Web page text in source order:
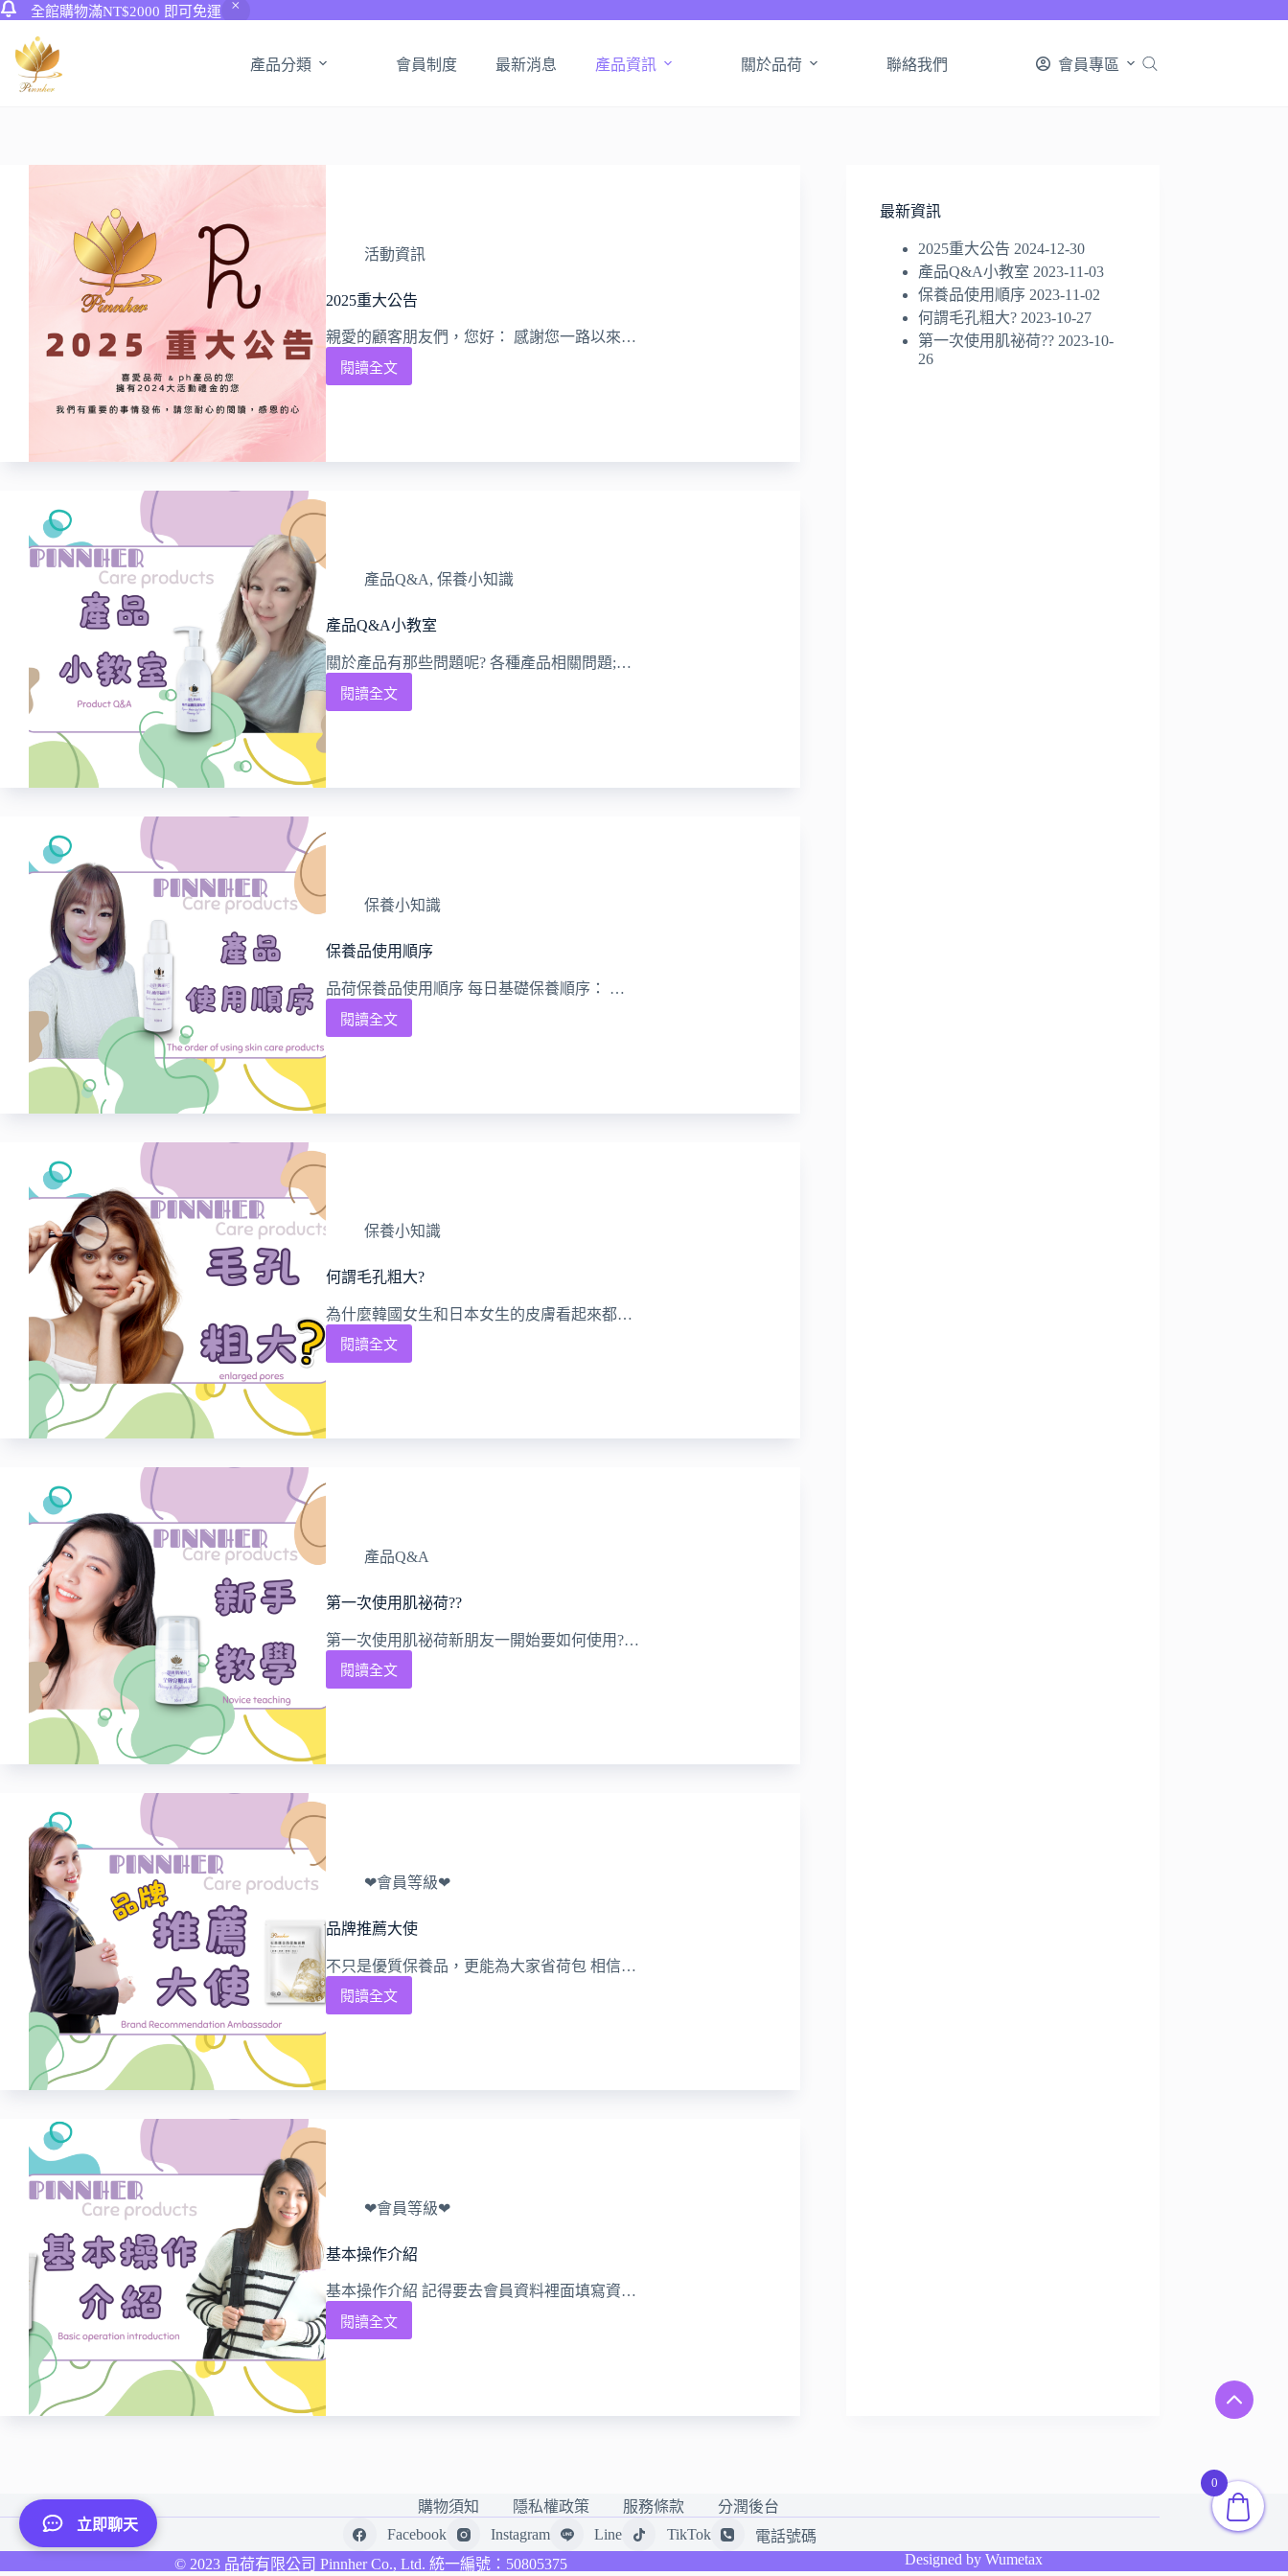
全館購物滿NT$2000 即可免運
產品分類 會員制度 最新消息 產品資訊 關於品荷 聯絡我們 會員專區
活動資訊
2025重大公告
親愛的顧客朋友們，您好： 感謝您一路以來…
閱讀全文
產品Q&A, 保養小知識
產品Q&A小教室
關於產品有那些問題呢? 各種產品相關問題;…
閱讀全文
保養小知識
保養品使用順序
品荷保養品使用順序 每日基礎保養順序： …
閱讀全文
保養小知識
何謂毛孔粗大?
為什麼韓國女生和日本女生的皮膚看起來都…
閱讀全文
產品Q&A
第一次使用肌祕荷??
第一次使用肌祕荷新朋友一開始要如何使用?…
閱讀全文
❤會員等級❤
品牌推薦大使
不只是優質保養品，更能為大家省荷包 相信…
閱讀全文
❤會員等級❤
基本操作介紹
基本操作介紹 記得要去會員資料裡面填寫資…
閱讀全文
最新資訊
2025重大公告 2024-12-30
產品Q&A小教室 2023-11-03
保養品使用順序 2023-11-02
何謂毛孔粗大? 2023-10-27
第一次使用肌祕荷?? 2023-10-
26
購物須知 隱私權政策 服務條款
分潤後台
Facebook
Instagram Line TikTok
電話號碼
© 2023 品荷有限公司 Pinnher Co., Ltd. 統一編號：50805375
Designed byWumetax
0
立即聊天